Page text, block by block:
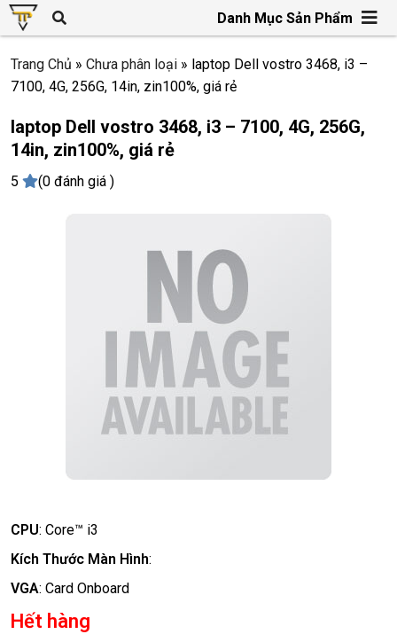
Danh Mục Sản Phẩm
Trang Chủ » Chưa phân loại » laptop Dell vostro 3468, i3 –
7100, 4G, 256G, 14in, zin100%, giá rẻ
laptop Dell vostro 3468, i3 – 7100, 4G, 256G,
14in, zin100%, giá rẻ
5 (0 đánh giá )
CPU: Core™ i3
Kích Thước Màn Hình:
VGA: Card Onboard
Hết hàng